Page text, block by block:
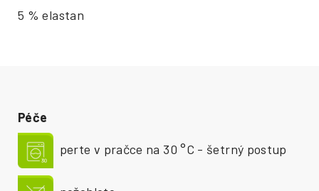
Péče
perte v pračce na 30 °C - šetrný postup
5 % elastan